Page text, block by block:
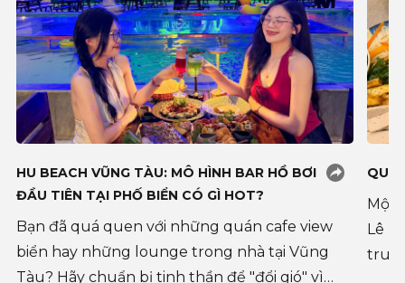
HU BEACH VŨNG TÀU: MÔ HÌNH BAR HỒ BƠI
ĐẦU TIÊN TẠI PHỐ BIỂN CÓ GÌ HOT?
Bạn đã quá quen với những quán cafe view
biển hay những lounge trong nhà tại Vũng
Tàu? Hãy chuẩn bị tinh thần để "đổi gió" vì
Một
Lê